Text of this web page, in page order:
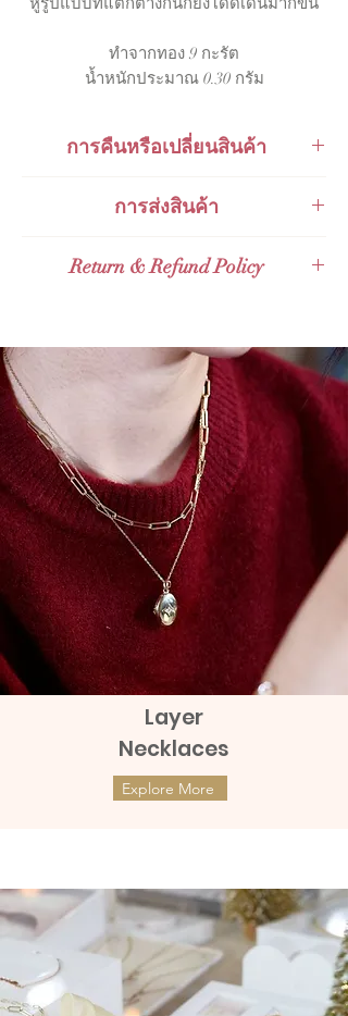
ทำจากทอง 9 กะรัต
น้ำหนักประมาณ 0.30 กรัม
การคืนหรือเปลี่ยนสินค้า
ชั่วโมงหลังจากการรับของ
การส่งสินค้า
ส่งกับไปรษณีย์ไทยThailand Post
Expedited International Shipping
ส่งกับ Grab Express - คิดเงินเพิ่ม 100
ถึง 150 บาท
Return & Refund Policy
Full Refund Policy for International
Orders. Given that the product tag
remains with the products
ราคา
THB 8,990.00 ราค
Layer
Necklaces
Explore More